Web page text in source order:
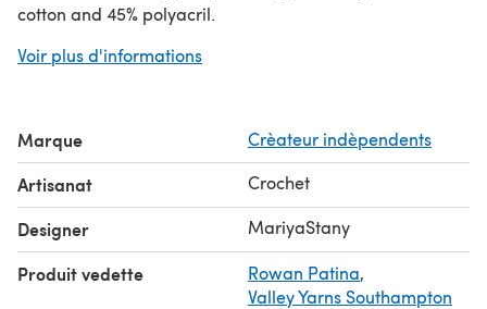
cotton and 45% polyacril.
safety eyes – 2 pcs x 6 mm
Voir plus d'informations
Marque Crèateur indèpendents
Artisanat Crochet
Designer MariyaStany
Produit vedette Rowan Patina,
Valley Yarns Southampton